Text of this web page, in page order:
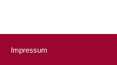
Impressum